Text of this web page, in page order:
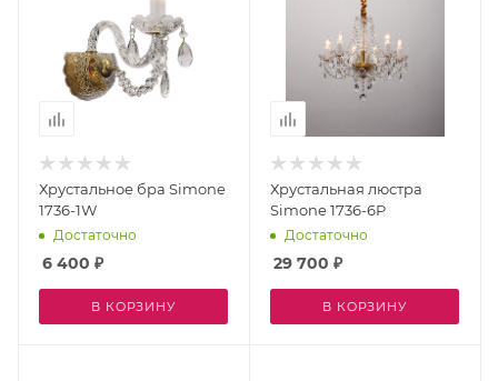
Хрустальное бра Simone
1736-1W
Достаточно
6 400 ₽
В КОРЗИНУ
Хрустальная люстра
Simone 1736-6P
Достаточно
29 700 ₽
В КОРЗИНУ